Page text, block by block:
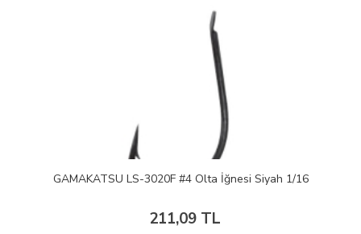
GAMAKATSU LS-3020F #4 Olta İğnesi Siyah 1/16
211,09 TL